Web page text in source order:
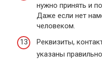
нужно принять и
Даже если нет
человеком.
Реквизиты,
указаны